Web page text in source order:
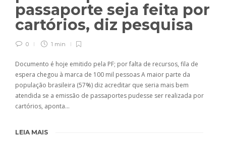
passaporte seja feita por
cartórios, diz pesquisa
0 1 min
Documento é hoje emitido pela PF; por falta de recursos, fila de
espera chegou à marca de 100 mil pessoas A maior parte da
população brasileira (57%) diz acreditar que seria mais bem
atendida se a emissão de passaportes pudesse ser realizada por
cartórios, aponta…
LEIA MAIS